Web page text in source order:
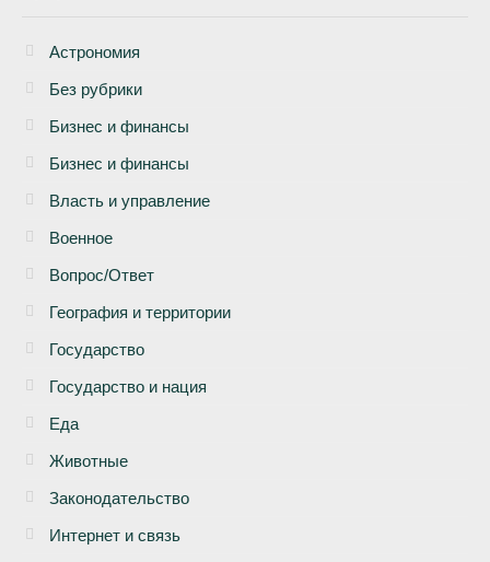
Астрономия
Без рубрики
Бизнеc и финансы
Бизнес и финансы
Власть и управление
Военное
Вопрос/Ответ
География и территории
Государство
Государство и нация
Еда
Животные
Законодательство
Интернет и связь